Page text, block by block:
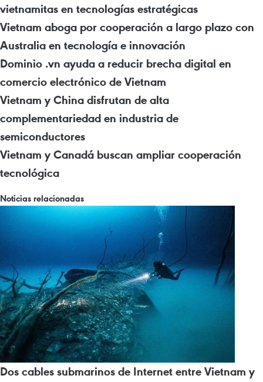
vietnamitas en tecnologías estratégicas
Vietnam aboga por cooperación a largo plazo con
Australia en tecnología e innovación
Dominio .vn ayuda a reducir brecha digital en
comercio electrónico de Vietnam
Vietnam y China disfrutan de alta
complementariedad en industria de
semiconductores
Vietnam y Canadá buscan ampliar cooperación
tecnológica
Noticias relacionadas
Dos cables submarinos de Internet entre Vietnam y